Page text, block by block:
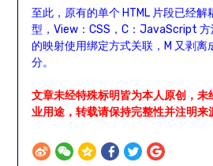
至此，原有的单个 HTML 片段已经解
型，View：CSS，C：JavaScript 方
的映射使用绑定方式关联，M 又剥离
分。
文章未经特殊标明皆为本人原创，未
业用途，转载请保持完整性并注明来